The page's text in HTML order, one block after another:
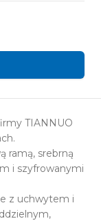
TIANNUO
ramą, srebrną
i szyfrowanymi
z uchwytem i